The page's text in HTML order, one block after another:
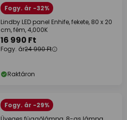
Fogy. ár -32%
Lindby LED panel Enhife, fekete, 80 x 20
cm, fém, 4,000K
16 990 Ft
Fogy. ár24 990 Ft
Raktáron
Fogy. ár -29%